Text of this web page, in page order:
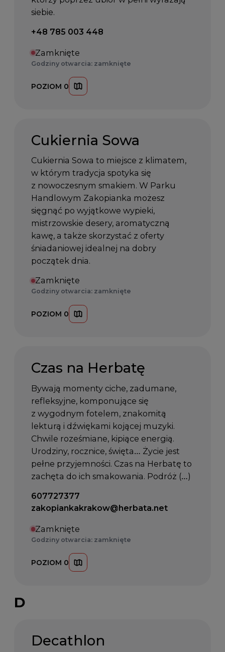
siebie.
Telefon kontaktowy:
+48 785 003 448
Zamknięte
Godziny otwarcia: zamknięte
POZIOM 0
Cukiernia Sowa
Cukiernia Sowa to miejsce z klimatem,
w którym tradycja spotyka się
z nowoczesnym smakiem. W Parku
Handlowym Zakopianka możesz
sięgnąć po wyjątkowe wypieki,
mistrzowskie desery, aromatyczną
kawę, a także skorzystać z oferty
śniadaniowej idealnej na dobry
początek dnia.
Zamknięte
Godziny otwarcia: zamknięte
POZIOM 0
Czas na Herbatę
Bywają momenty ciche, zadumane,
refleksyjne, komponujące się
z wygodnym fotelem, znakomitą
lekturą i dźwiękami kojącej muzyki.
Chwile roześmiane, kipiące energią.
Urodziny, rocznice, święta… Życie jest
pełne przyjemności. Czas na Herbatę to
zachęta do ich smakowania. Podróż (…)
Telefon kontaktowy:
607727377
Email kontaktowy:
zakopiankakrakow@herbata.net
Zamknięte
Godziny otwarcia: zamknięte
POZIOM 0
D
Decathlon